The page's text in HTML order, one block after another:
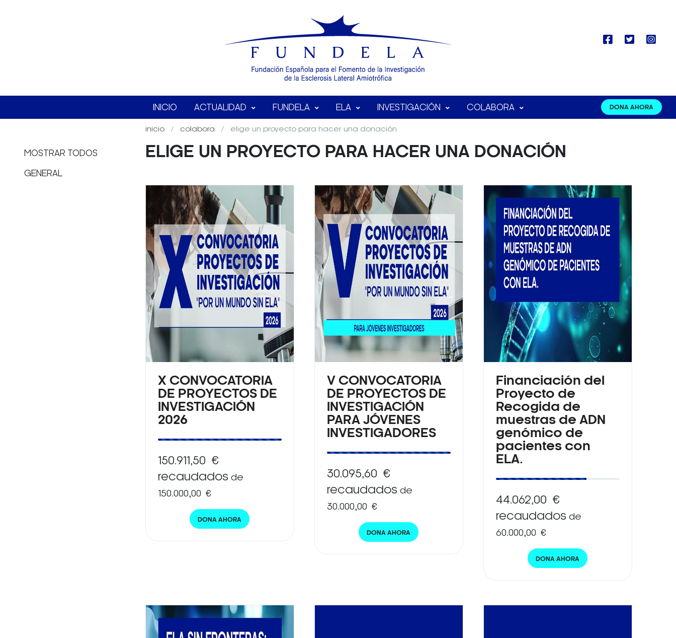
INICIO ACTUALIDAD FUNDELA ELA INVESTIGACIÓN COLABORA DONA AHORA
inicio colabora elige un proyecto para hacer una donación
ELIGE UN PROYECTO PARA HACER UNA DONACIÓN
X CONVOCATORIA
DE PROYECTOS DE
INVESTIGACIÓN
2026
150.911,50 €
recaudados de
150.000,00 €
DONA AHORA
V CONVOCATORIA
DE PROYECTOS DE
INVESTIGACIÓN
PARA JÓVENES
INVESTIGADORES
30.095,60 €
recaudados de
30.000,00 €
DONA AHORA
Financiación del
Proyecto de
Recogida de
muestras de ADN
genómico de
pacientes con
ELA.
44.062,00 €
recaudados de
60.000,00 €
DONA AHORA
MOSTRAR TODOS
GENERAL